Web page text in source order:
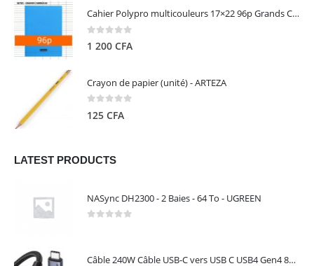
Cahier Polypro multicouleurs 17×22 96p Grands Carreaux Séyès 90g - CALLIGRAPHE
1 200 CFA
Crayon de papier (unité) - ARTEZA
125 CFA
LATEST PRODUCTS
NASync DH2300 - 2 Baies - 64 To - UGREEN
Câble 240W Câble USB-C vers USB C USB4 Gen4 80Gbps pour Thunderbolt 5/4/3, Premium 18K double écran triple 4K PD3.1 - UGREEN